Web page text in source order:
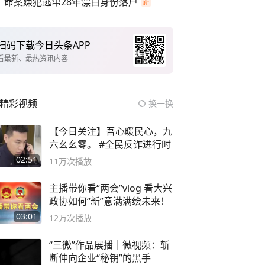
码下载今日头条APP
最新、最热资讯内容
精彩视频 换一换
02:51
【今日关注】吾心暖民心，九
六幺幺零。 #全民反诈进行时
11万次播放
03:01
主播带你看“两会”vlog 看大兴
政协如何“新”意满满绘未来！
12万次播放
“三微”作品展播｜微视频：斩
断伸向企业“秘钥”的黑手